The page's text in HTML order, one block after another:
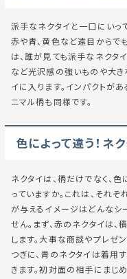
派手なネクタイ と一口にいっ
赤や青、黄色など遠目からで
は、誰が見ても派手なネクタイ
など光沢感の強いものや大
イに入ります。インパクトが
ニマル柄も同様です。
色によって違う！ネ
ネクタイは、柄だけでなく、
っていますか。これは、それ
が与えるイメージはどんなシ
せん。まず、赤のネクタイは
します。大事な商談やプレゼ
つぎに、青のネクタイは着用
きます。初対面の相手にまじ